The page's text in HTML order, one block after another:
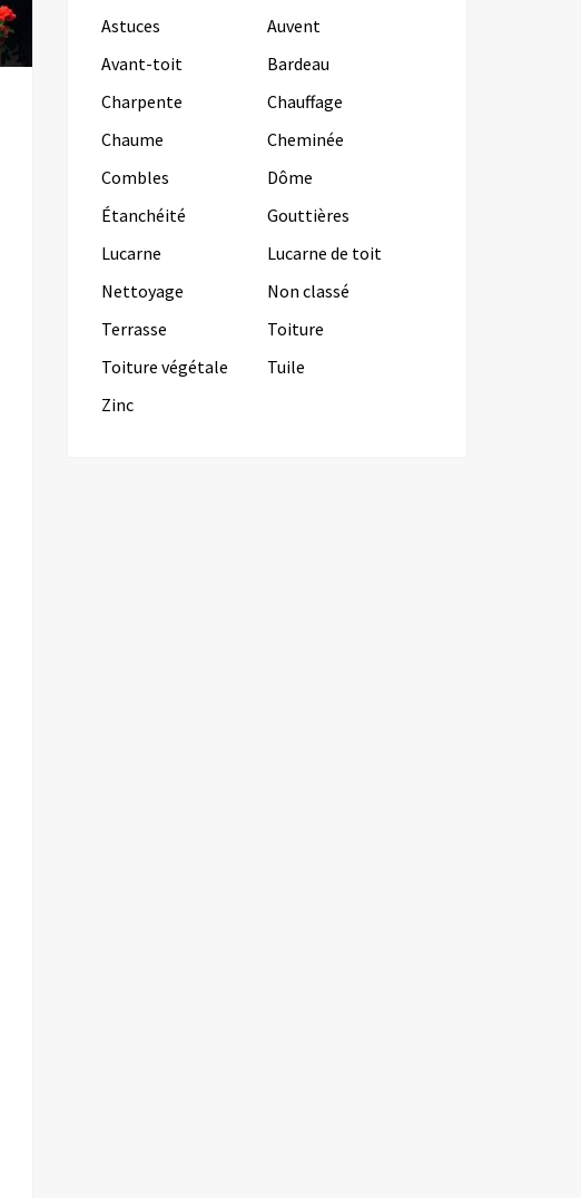
Astuces
Auvent
Avant-toit
Bardeau
Charpente
Chauffage
Chaume
Cheminée
Combles
Dôme
Étanchéité
Gouttières
Lucarne
Lucarne de toit
Nettoyage
Non classé
Terrasse
Toiture
Toiture végétale
Tuile
Zinc